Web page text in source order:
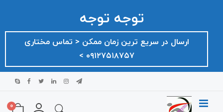
توجه توجه
ارسال در سریع ترین زمان ممکن ‌< تماس مختاری
۰۹۱۲۷۵۱۸۷۵۷ >
0